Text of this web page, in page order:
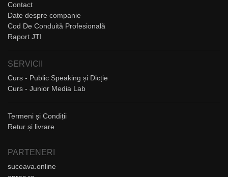
Contact
Date despre companie
Cod De Conduită Profesională
Raport JTI
SERVICII
Curs - Public Speaking și Dicție
Curs - Junior Media Lab
Termeni și Condiții
Retur și livrare
PARTENERI
suceava.online